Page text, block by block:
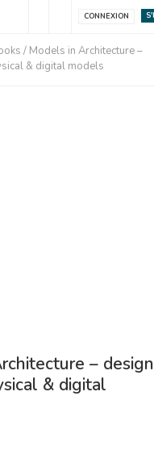
CONNEXION
/ Models in Architecture –
& digital models
– design
& digital